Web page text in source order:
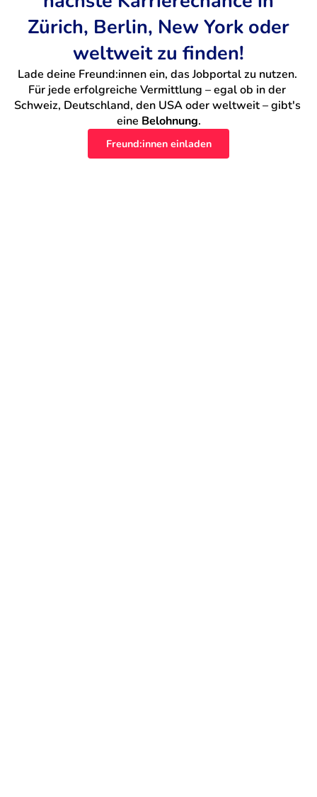
Zürich, Berlin, New York oder
weltweit zu finden!
Lade deine Freund:innen ein, das Jobportal zu nutzen.
Für jede erfolgreiche Vermittlung – egal ob in der
Schweiz, Deutschland, den USA oder weltweit – gibt's
eine Belohnung.
Freund:innen einladen